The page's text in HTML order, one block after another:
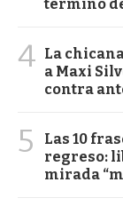
término
4 La
a Maxi
contra
5
Las 10
regreso:
mirada